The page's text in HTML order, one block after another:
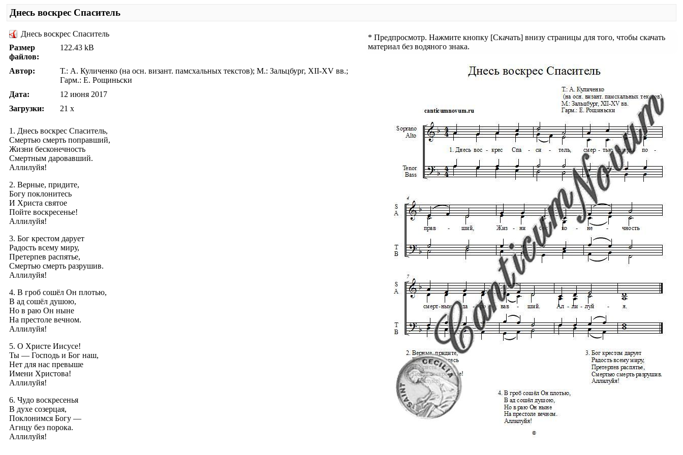
Днесь воскрес Спаситель
* Предпросмотр. Нажмите кнопку [Скачать] внизу страницы для того, чтобы скачать
материал без водяного знака.
Днесь воскрес Спаситель
Размер
файлов:
122.43 kB
Автор:
Т.: А. Куличенко (на осн. визант. памсхальных текстов); М.: Зальцбург, XII-XV вв.;
Гарм.: Е. Рощиньски
Дата:
12 июня 2017
Загрузки:
21 x
1. Днесь воскрес Спаситель,
Смертью смерть поправший,
Жизни бесконечность
Смертным даровавший.
Аллилуйя!
2. Верные, придите,
Богу поклонитесь
И Христа святое
Пойте воскресенье!
Аллилуйя!
3. Бог крестом дарует
Радость всему миру,
Претерпев распятье,
Смертью смерть разрушив.
Аллилуйя!
4. В гроб сошёл Он плотью,
В ад сошёл душою,
Но в раю Он ныне
На престоле вечном.
Аллилуйя!
5. О Христе Иисусе!
Ты — Господь и Бог наш,
Нет для нас превыше
Имени Христова!
Аллилуйя!
6. Чудо воскресенья
В духе созерцая,
Поклонимся Богу —
Агнцу без порока.
Аллилуйя!